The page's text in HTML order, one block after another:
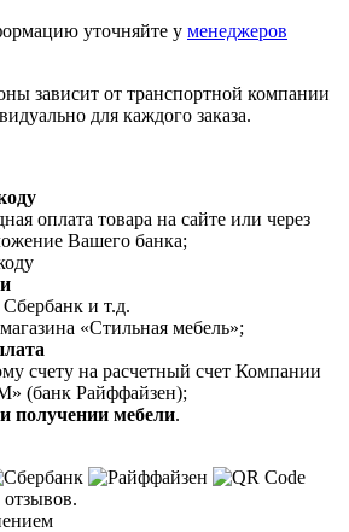
уточняйте у менеджеров
зависит от транспортной компании
для каждого заказа.
оплата товара на сайте или через
Вашего банка;
и т.д.
«Стильная мебель»;
счету на расчетный счет Компании
Райффайзен);
получении мебели.